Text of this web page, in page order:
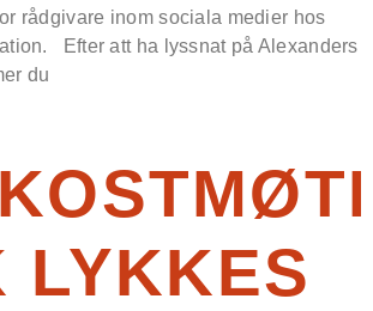
rådgivare inom sociala medier hos
Efter att ha lyssnat på Alexanders
du
LYKKES